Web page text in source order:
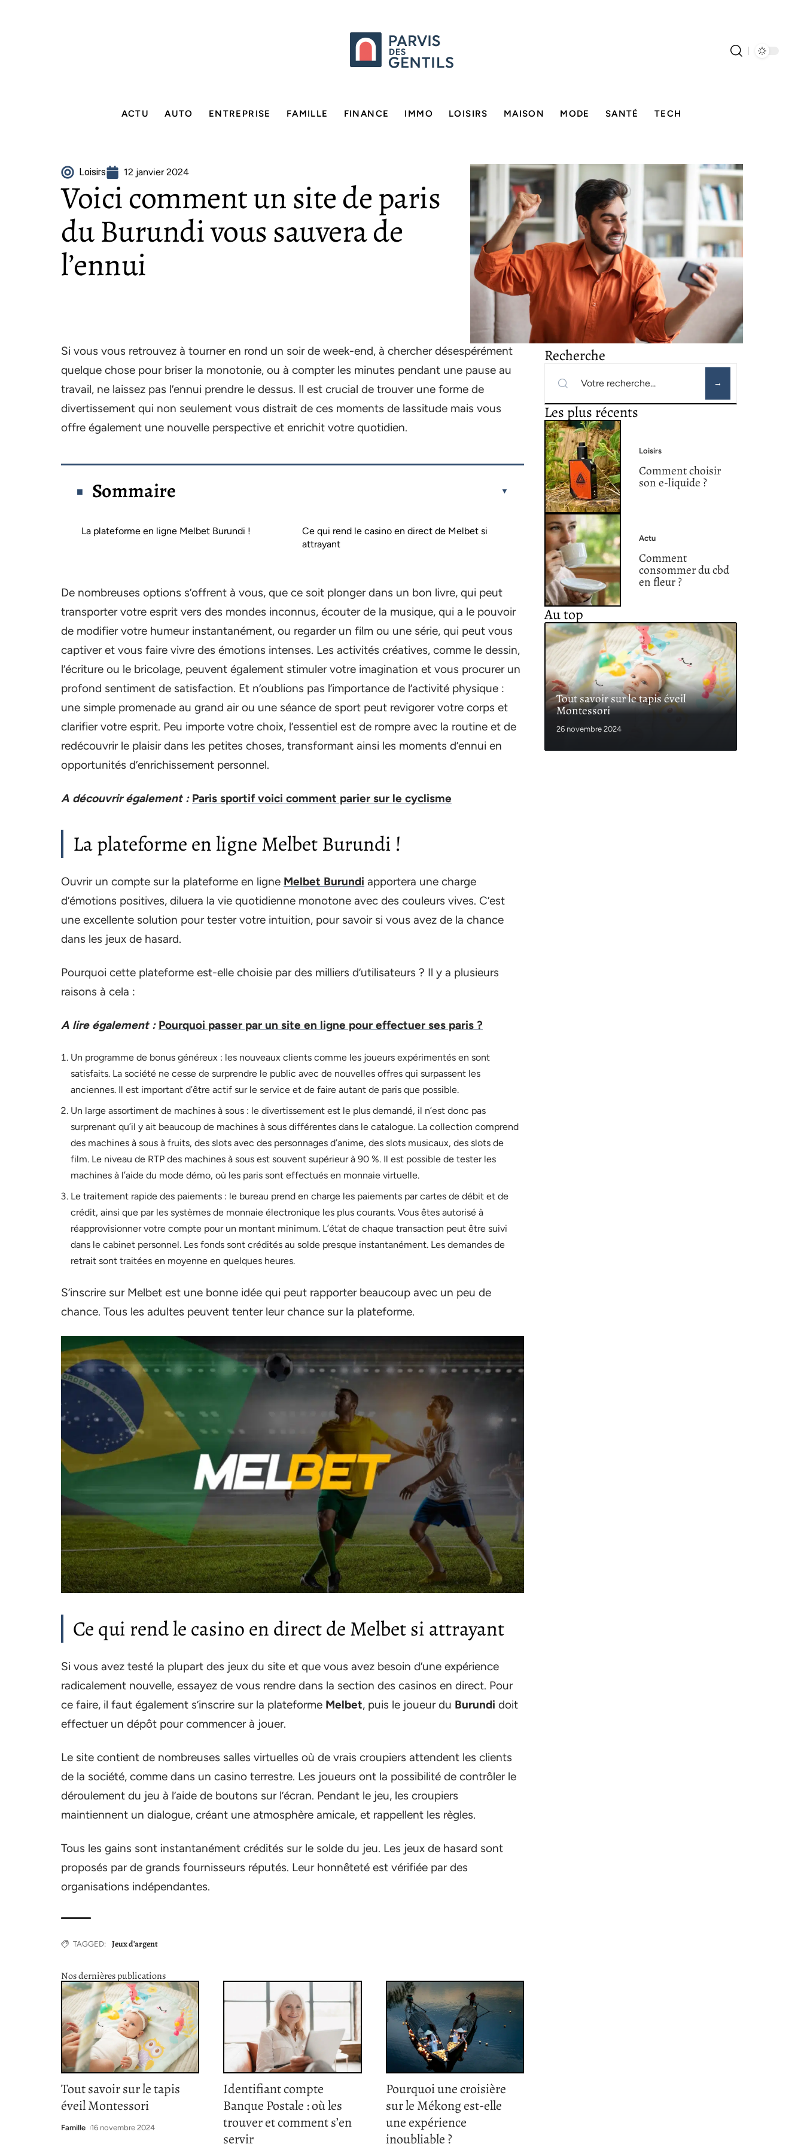
ACTU AUTO ENTREPRISE FAMILLE FINANCE IMMO LOISIRS MAISON MODE SANTÉ TECH
Loisirs 12 janvier 2024
Voici comment un site de paris
du Burundi vous sauvera de
l’ennui
Si vous vous retrouvez à tourner en rond un soir de week-end, à chercher désespérément
quelque chose pour briser la monotonie, ou à compter les minutes pendant une pause au
travail, ne laissez pas l’ennui prendre le dessus. Il est crucial de trouver une forme de
divertissement qui non seulement vous distrait de ces moments de lassitude mais vous
offre également une nouvelle perspective et enrichit votre quotidien.
Sommaire
La plateforme en ligne Melbet Burundi !
Ce qui rend le casino en direct de Melbet si
attrayant
De nombreuses options s’offrent à vous, que ce soit plonger dans un bon livre, qui peut
transporter votre esprit vers des mondes inconnus, écouter de la musique, qui a le pouvoir
de modifier votre humeur instantanément, ou regarder un film ou une série, qui peut vous
captiver et vous faire vivre des émotions intenses. Les activités créatives, comme le dessin,
l’écriture ou le bricolage, peuvent également stimuler votre imagination et vous procurer un
profond sentiment de satisfaction. Et n’oublions pas l’importance de l’activité physique :
une simple promenade au grand air ou une séance de sport peut revigorer votre corps et
clarifier votre esprit. Peu importe votre choix, l’essentiel est de rompre avec la routine et de
redécouvrir le plaisir dans les petites choses, transformant ainsi les moments d’ennui en
opportunités d’enrichissement personnel.
A découvrir également : Paris sportif voici comment parier sur le cyclisme
La plateforme en ligne Melbet Burundi !
Ouvrir un compte sur la plateforme en ligne Melbet Burundi apportera une charge
d’émotions positives, diluera la vie quotidienne monotone avec des couleurs vives. C’est
une excellente solution pour tester votre intuition, pour savoir si vous avez de la chance
dans les jeux de hasard.
Pourquoi cette plateforme est-elle choisie par des milliers d’utilisateurs ? Il y a plusieurs
raisons à cela :
A lire également : Pourquoi passer par un site en ligne pour effectuer ses paris ?
Un programme de bonus généreux : les nouveaux clients comme les joueurs expérimentés en sont
satisfaits. La société ne cesse de surprendre le public avec de nouvelles offres qui surpassent les
anciennes. Il est important d’être actif sur le service et de faire autant de paris que possible.
Un large assortiment de machines à sous : le divertissement est le plus demandé, il n’est donc pas
surprenant qu’il y ait beaucoup de machines à sous différentes dans le catalogue. La collection comprend
des machines à sous à fruits, des slots avec des personnages d’anime, des slots musicaux, des slots de
film. Le niveau de RTP des machines à sous est souvent supérieur à 90 %. Il est possible de tester les
machines à l’aide du mode démo, où les paris sont effectués en monnaie virtuelle.
Le traitement rapide des paiements : le bureau prend en charge les paiements par cartes de débit et de
crédit, ainsi que par les systèmes de monnaie électronique les plus courants. Vous êtes autorisé à
réapprovisionner votre compte pour un montant minimum. L’état de chaque transaction peut être suivi
dans le cabinet personnel. Les fonds sont crédités au solde presque instantanément. Les demandes de
retrait sont traitées en moyenne en quelques heures.
S’inscrire sur Melbet est une bonne idée qui peut rapporter beaucoup avec un peu de
chance. Tous les adultes peuvent tenter leur chance sur la plateforme.
Ce qui rend le casino en direct de Melbet si attrayant
Si vous avez testé la plupart des jeux du site et que vous avez besoin d’une expérience
radicalement nouvelle, essayez de vous rendre dans la section des casinos en direct. Pour
ce faire, il faut également s’inscrire sur la plateforme Melbet, puis le joueur du Burundi doit
effectuer un dépôt pour commencer à jouer.
Le site contient de nombreuses salles virtuelles où de vrais croupiers attendent les clients
de la société, comme dans un casino terrestre. Les joueurs ont la possibilité de contrôler le
déroulement du jeu à l’aide de boutons sur l’écran. Pendant le jeu, les croupiers
maintiennent un dialogue, créant une atmosphère amicale, et rappellent les règles.
Tous les gains sont instantanément crédités sur le solde du jeu. Les jeux de hasard sont
proposés par de grands fournisseurs réputés. Leur honnêteté est vérifiée par des
organisations indépendantes.
TAGGED: Jeux d'argent
Nos dernières publications
Tout savoir sur le tapis
éveil Montessori
Famille 16 novembre 2024
Identifiant compte
Banque Postale : où les
trouver et comment s’en
servir
Pourquoi une croisière
sur le Mékong est-elle
une expérience
inoubliable ?
Recherche
Les plus récents
Loisirs
Comment choisir
son e-liquide ?
Actu
Comment
consommer du cbd
en fleur ?
Au top
Tout savoir sur le tapis éveil
Montessori
26 novembre 2024